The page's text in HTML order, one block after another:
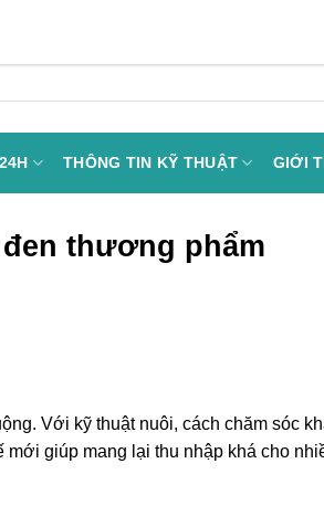
THÔNG TIN KỸ THUẬT GIỚI
thương phẩm
Với kỹ thuật nuôi, cách chăm sóc
giúp mang lại thu nhập khá cho